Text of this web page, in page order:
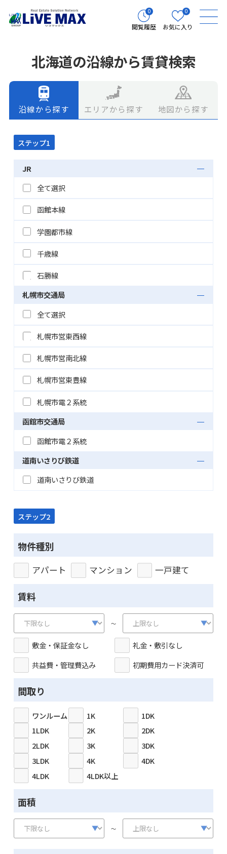
0
閲覧履歴
0
お気に入り
北海道の沿線から賃貸検索
沿線から探す エリアから探す 地図から探す
ステップ1
JR
全て選択
函館本線
学園都市線
千歳線
石勝線
札幌市交通局
全て選択
札幌市営東西線
札幌市営南北線
札幌市営東豊線
札幌市電２系統
函館市交通局
函館市電２系統
道南いさりび鉄道
道南いさりび鉄道
ステップ2
物件種別
アパート マンション 一戸建て
賃料
～
敷金・保証金なし
礼金・敷引なし
共益費・管理費込み
初期費用カード決済可
間取り
ワンルーム 1K
1DK
1LDK
2K
2DK
2LDK
3K
3DK
3LDK
4K
4DK
4LDK
4LDK以上
面積
～